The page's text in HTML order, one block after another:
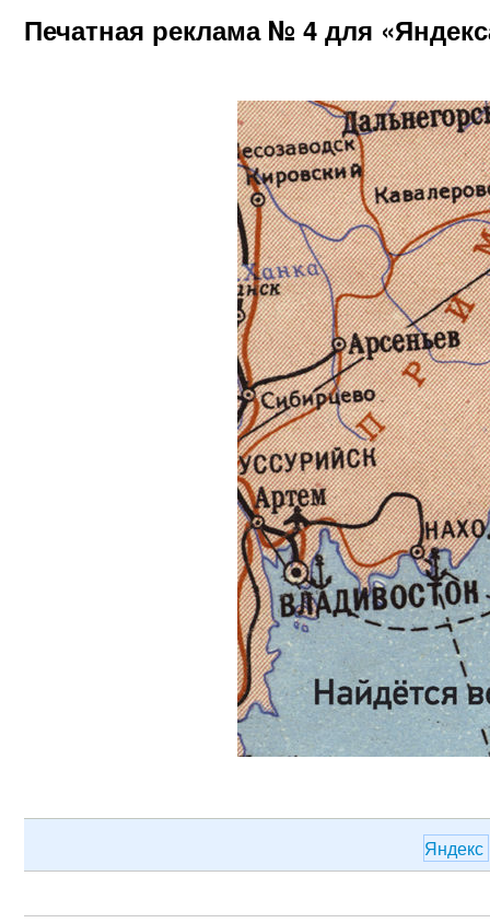
Печатная реклама № 4 для
Яндекс